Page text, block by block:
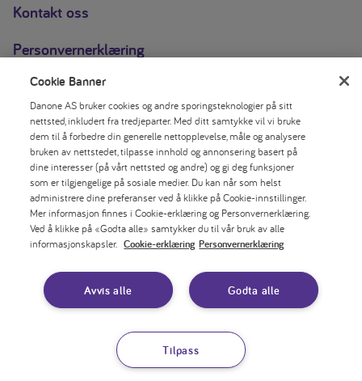
Kontakt oss
Personvernerklæring
Erklæring om informasjonskapsler
Cookie-innstillinger
Åpenhetsloven
Juridisk merknad
Skriv ut siden
Følg oss:
FacebookLinkedInInstagram
Copyright © 2026 Danone AS
Cookie Banner
Danone AS bruker cookies og andre sporingsteknologier på sitt
nettsted, inkludert fra tredjeparter. Med ditt samtykke vil vi bruke
dem til å forbedre din generelle nettopplevelse, måle og analysere
bruken av nettstedet, tilpasse innhold og annonsering basert på
dine interesser (på vårt nettsted og andre) og gi deg funksjoner
som er tilgjengelige på sosiale medier. Du kan når som helst
administrere dine preferanser ved å klikke på Cookie-innstillinger.
Mer informasjon finnes i Cookie-erklæring og Personvernerklæring.
Ved å klikke på «Godta alle» samtykker du til vår bruk av alle
informasjonskapsler. Cookie-erklæring Personvernerklæring
Godta alle
Avvis alle
Tilpass